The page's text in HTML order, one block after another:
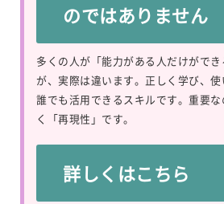
のではありません
多くの人が「能力がある人だけがで
が、実際は違います。正しく学び、使
誰でも活用できるスキルです。重要
く「再現性」です。
詳しくはこちら